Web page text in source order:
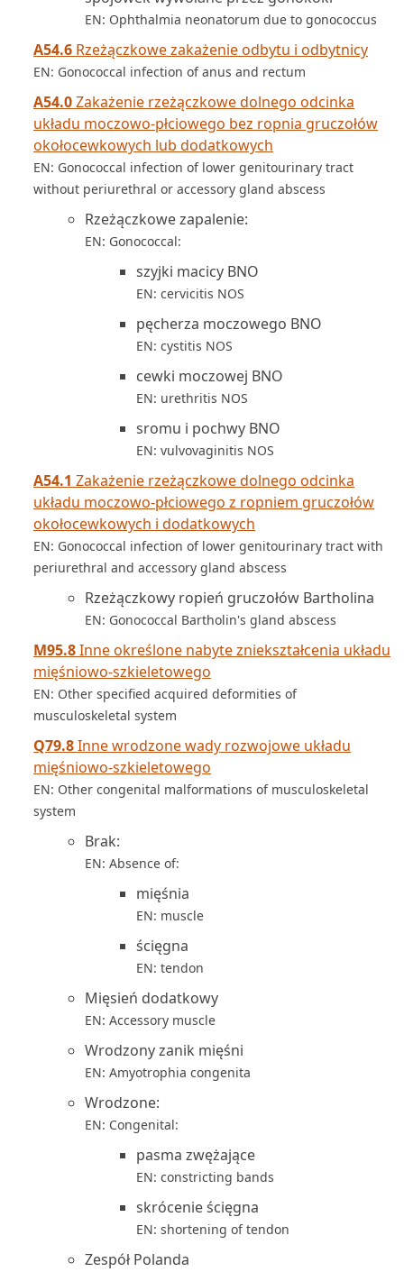
EN: Ophthalmia neonatorum due to gonococcus
A54.6 Rzeżączkowe zakażenie odbytu i odbytnicy
EN: Gonococcal infection of anus and rectum
A54.0Zakażenie rzeżączkowe dolnego odcinka
układu moczowo-płciowego bez ropnia gruczołów
okołocewkowych lub dodatkowych
EN: Gonococcal infection of lower genitourinary tract
without periurethral or accessory gland abscess
Rzeżączkowe zapalenie:
EN: Gonococcal:
szyjki macicy BNO
EN: cervicitis NOS
pęcherza moczowego BNO
EN: cystitis NOS
cewki moczowej BNO
EN: urethritis NOS
sromu i pochwy BNO
EN: vulvovaginitis NOS
A54.1 Zakażenie rzeżączkowe dolnego odcinka
układu moczowo-płciowego z ropniem gruczołów
okołocewkowych i dodatkowych
EN: Gonococcal infection of lower genitourinary tract with
periurethral and accessory gland abscess
Rzeżączkowy ropień gruczołów Bartholina
EN: Gonococcal Bartholin's gland abscess
M95.8Inne określone nabyte zniekształcenia układu
mięśniowo-szkieletowego
EN: Other specified acquired deformities of
musculoskeletal system
Q79.8Inne wrodzone wady rozwojowe układu
mięśniowo-szkieletowego
EN: Other congenital malformations of musculoskeletal
system
Brak:
EN: Absence of:
mięśnia
EN: muscle
ścięgna
EN: tendon
Mięsień dodatkowy
EN: Accessory muscle
Wrodzony zanik mięśni
EN: Amyotrophia congenita
Wrodzone:
EN: Congenital:
pasma zwężające
EN: constricting bands
skrócenie ścięgna
EN: shortening of tendon
Zespół Polanda